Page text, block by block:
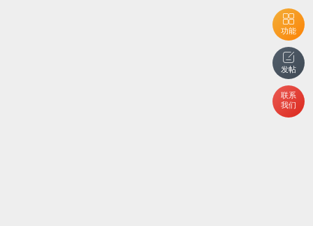
功能
发帖
联系
我们